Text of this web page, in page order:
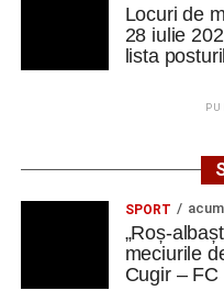
Locuri de
28 iulie
lista
SPORT
„Roș-
meciurile
Cugir –